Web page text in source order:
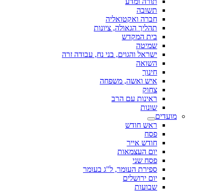
תשובה
חברה ואקטואליה
תהליך הגאולה, ציונות
בית המקדש
שמיטה
ישראל והגוים, בני נח, עבודה זרה
השואה
חינוך
איש ואשה, משפחה
צחוק
ראינות עם הרב
שונות
מועדים
ראש חודש
פסח
חודש אייר
יום העצמאות
פסח שני
ספירת העומר, ל"ג בעומר
יום ירושלים
שבועות